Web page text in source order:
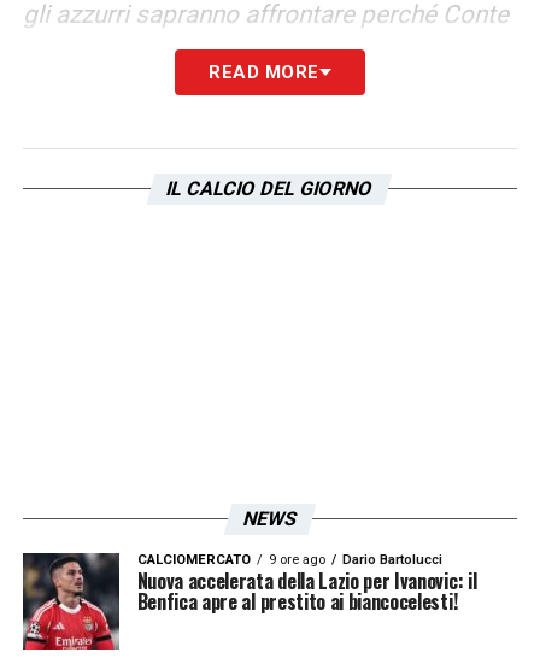
gli azzurri sapranno affrontare perché Conte
ha vinto spesso fuori casa e perché non ha
concesso le individualità agli avversari. Le
i duelli. Pedro? Giocatori con queste
READ MORE
IL CALCIO DEL GIORNO
NEWS
CALCIOMERCATO 9 ore ago Dario Bartolucci
Nuova accelerata della Lazio per Ivanovic: il
Benfica apre al prestito ai biancocelesti!